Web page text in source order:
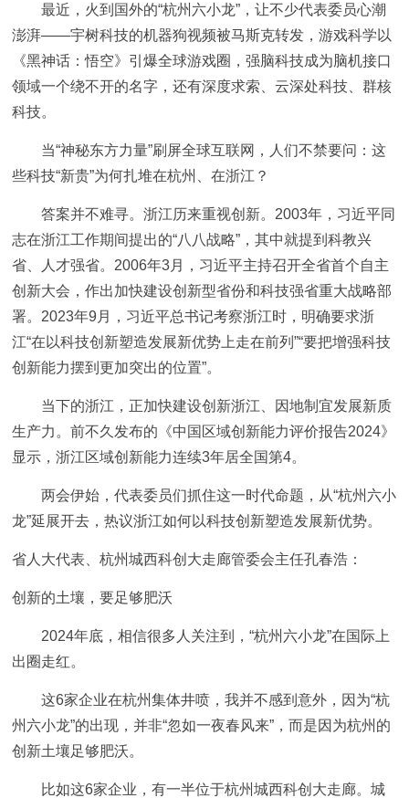
最近，火到国外的“杭州六小龙”，让不少代表委员心潮
澎湃——宇树科技的机器狗视频被马斯克转发，游戏科学以
《黑神话：悟空》引爆全球游戏圈，强脑科技成为脑机接口
领域一个绕不开的名字，还有深度求索、云深处科技、群核
科技。
当“神秘东方力量”刷屏全球互联网，人们不禁要问：这
些科技“新贵”为何扎堆在杭州、在浙江？
答案并不难寻。浙江历来重视创新。2003年，习近平同
志在浙江工作期间提出的“八八战略”，其中就提到科教兴
省、人才强省。2006年3月，习近平主持召开全省首个自主
创新大会，作出加快建设创新型省份和科技强省重大战略部
署。2023年9月，习近平总书记考察浙江时，明确要求浙
江“在以科技创新塑造发展新优势上走在前列”“要把增强科技
创新能力摆到更加突出的位置”。
当下的浙江，正加快建设创新浙江、因地制宜发展新质
生产力。前不久发布的《中国区域创新能力评价报告2024》
显示，浙江区域创新能力连续3年居全国第4。
两会伊始，代表委员们抓住这一时代命题，从“杭州六小
龙”延展开去，热议浙江如何以科技创新塑造发展新优势。
省人大代表、杭州城西科创大走廊管委会主任孔春浩：
创新的土壤，要足够肥沃
2024年底，相信很多人关注到，“杭州六小龙”在国际上
出圈走红。
这6家企业在杭州集体井喷，我并不感到意外，因为“杭
州六小龙”的出现，并非“忽如一夜春风来”，而是因为杭州的
创新土壤足够肥沃。
比如这6家企业，有一半位于杭州城西科创大走廊。城